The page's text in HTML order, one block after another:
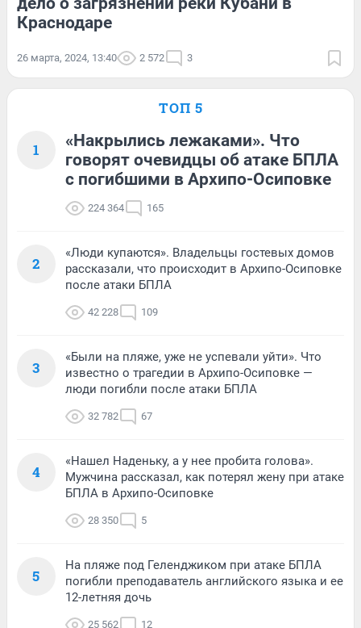
Краснодаре
26 марта, 2024, 13:40 2 572 3
ТОП 5
1
«Накрылись лежаками». Что
говорят очевидцы об атаке БПЛА
с погибшими в Архипо-Осиповке
224 364 165
2
«Люди купаются». Владельцы гостевых домов
рассказали, что происходит в Архипо-Осиповке
после атаки БПЛА
42 228 109
3
«Были на пляже, уже не успевали уйти». Что
известно о трагедии в Архипо-Осиповке —
люди погибли после атаки БПЛА
32 782 67
4
«Нашел Наденьку, а у нее пробита голова».
Мужчина рассказал, как потерял жену при атаке
БПЛА в Архипо-Осиповке
28 350 5
5
На пляже под Геленджиком при атаке БПЛА
погибли преподаватель английского языка и ее
12-летняя дочь
25 562 12